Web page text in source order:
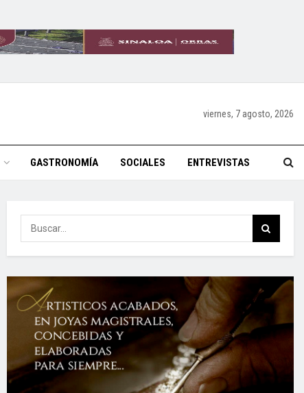
viernes, 7 agosto, 2026
GASTRONOMÍA SOCIALES ENTREVISTAS